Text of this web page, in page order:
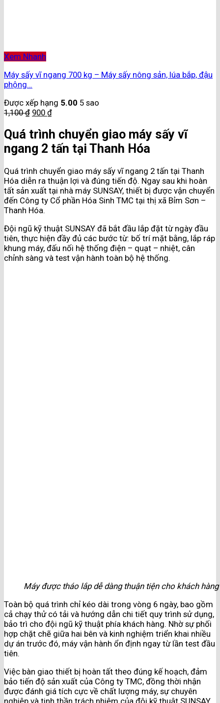
Xem Nhanh
Máy sấy vĩ ngang 700 kg – Máy sấy nông sản, lúa bắp, đậu
phộng…
Được xếp hạng 5.00 5 sao
1,100₫ 900 ₫
Quá trình chuyển giao máy sấy vĩ
ngang 2 tấn tại Thanh Hóa
Quá trình chuyển giao máy sấy vĩ ngang 2 tấn tại Thanh
Hóa diễn ra thuận lợi và đúng tiến độ. Ngay sau khi hoàn
tất sản xuất tại nhà máy SUNSAY, thiết bị được vận chuyển
đến Công ty Cổ phần Hóa Sinh TMC tại thị xã Bỉm Sơn –
Thanh Hóa.
Đội ngũ kỹ thuật SUNSAY đã bắt đầu lắp đặt từ ngày đầu
tiên, thực hiện đầy đủ các bước từ: bố trí mặt bằng, lắp ráp
khung máy, đấu nối hệ thống điện – quạt – nhiệt, cân
chỉnh sàng và test vận hành toàn bộ hệ thống.
Máy được tháo lắp dễ dàng thuận tiện cho khách
Toàn bộ quá trình chỉ kéo dài trong vòng 6 ngày, bao gồm
cả chạy thử có tải và hướng dẫn chi tiết quy trình sử dụng,
bảo trì cho đội ngũ kỹ thuật phía khách hàng. Nhờ sự phối
hợp chặt chẽ giữa hai bên và kinh nghiệm triển khai nhiều
dự án trước đó, máy vận hành ổn định ngay từ lần test đầu
tiên.
Việc bàn giao thiết bị hoàn tất theo đúng kế hoạch, đảm
bảo tiến độ sản xuất của Công ty TMC, đồng thời nhận
được đánh giá tích cực về chất lượng máy, sự chuyên
nghiệp và tinh thần trách nhiệm của đội kỹ thuật SUNSAY.